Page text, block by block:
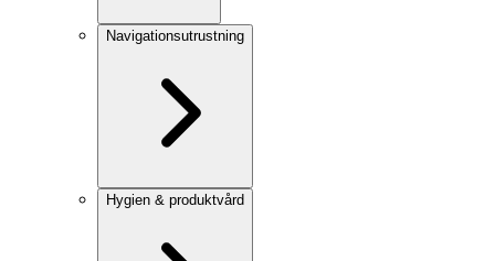
Navigationsutrustning
Hygien & produktvård